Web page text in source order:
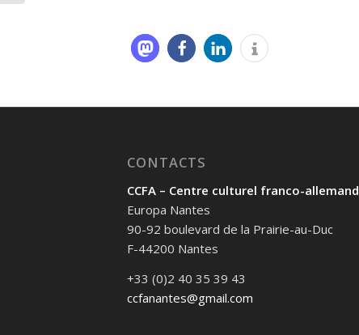
CONTACTS
CCFA – Centre culturel franco-allemand
Europa Nantes
90-92 boulevard de la Prairie-au-Duc
F-44200 Nantes
+33 (0)2 40 35 39 43
ccfanantes@gmail.com